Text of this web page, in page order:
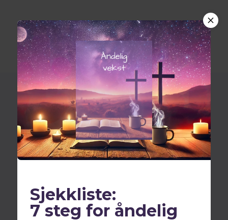
Fri fra rus og kriminalitet
Sjekkliste:
7 steg for åndelig